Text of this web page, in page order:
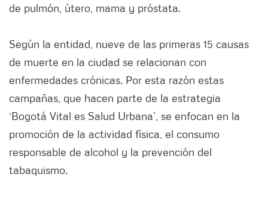
de pulmón, útero, mama y próstata.
Según la entidad, nueve de las primeras 15 causas
de muerte en la ciudad se relacionan con
enfermedades crónicas. Por esta razón estas
campañas, que hacen parte de la estrategia
‘Bogotá Vital es Salud Urbana’, se enfocan en la
promoción de la actividad física, el consumo
responsable de alcohol y la prevención del
tabaquismo.